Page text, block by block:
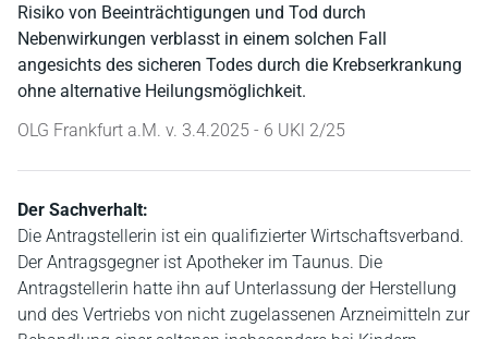
Risiko von Beeinträchtigungen und Tod durch
Nebenwirkungen verblasst in einem solchen Fall
angesichts des sicheren Todes durch die Krebserkrankung
ohne alternative Heilungsmöglichkeit.
OLG Frankfurt a.M. v. 3.4.2025 - 6 UKl 2/25
Der Sachverhalt:
Die Antragstellerin ist ein qualifizierter Wirtschaftsverband.
Der Antragsgegner ist Apotheker im Taunus. Die
Antragstellerin hatte ihn auf Unterlassung der Herstellung
und des Vertriebs von nicht zugelassenen Arzneimitteln zur